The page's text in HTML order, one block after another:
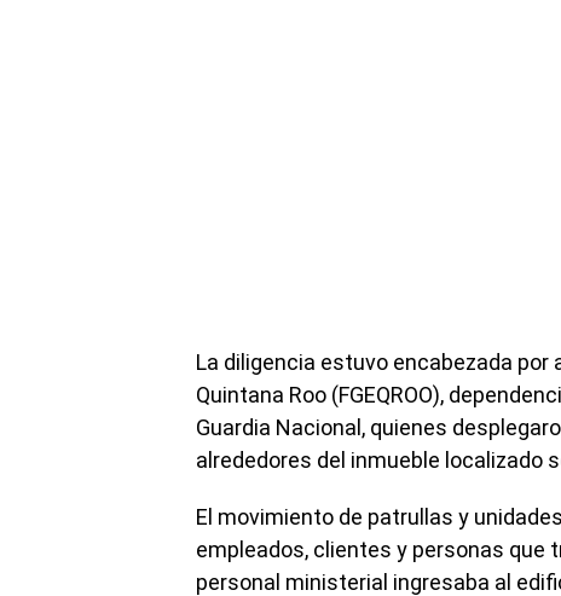
La diligencia estuvo encabezada por
Quintana Roo (FGEQROO),
Guardia Nacional, quienes
alrededores del inmueble localizado
El movimiento de patrullas y
empleados, clientes y personas que
personal ministerial ingresaba al